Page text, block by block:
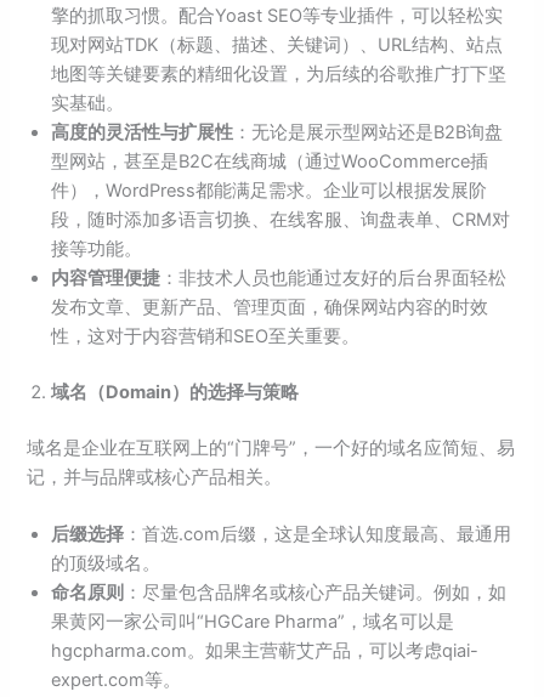
擎的抓取习惯。配合Yoast SEO等专业插件，可以轻松实
现对网站TDK（标题、描述、关键词）、URL结构、站点
地图等关键要素的精细化设置，为后续的谷歌推广打下坚
实基础。
高度的灵活性与扩展性 ：无论是展示型网站还是B2B询盘
型网站，甚至是B2C在线商城（通过WooCommerce插
件），WordPress都能满足需求。企业可以根据发展阶
段，随时添加多语言切换、在线客服、询盘表单、CRM对
接等功能。
内容管理便捷 ：非技术人员也能通过友好的后台界面轻松
发布文章、更新产品、管理页面，确保网站内容的时效
性，这对于内容营销和SEO至关重要。
域名（Domain）的选择与策略
域名是企业在互联网上的“门牌号”，一个好的域名应简短、易
记，并与品牌或核心产品相关。
后缀选择 ：首选.com后缀，这是全球认知度最高、最通用
的顶级域名。
命名原则 ：尽量包含品牌名或核心产品关键词。例如，如
果黄冈一家公司叫“HGCare Pharma”，域名可以是
hgcpharma.com。如果主营蕲艾产品，可以考虑qiai-
expert.com等。